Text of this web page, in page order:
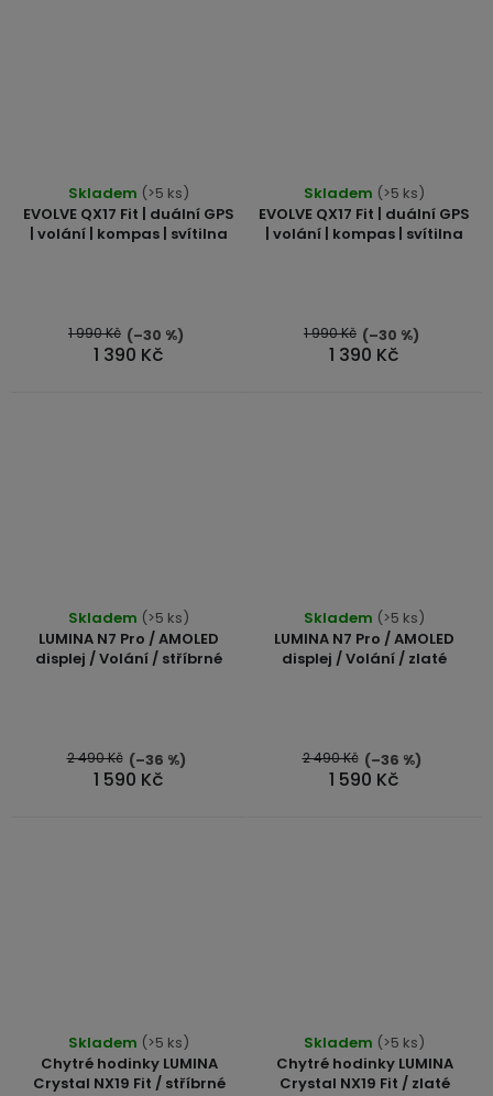
EVOLVE QX17 Fit | duální GPS
| volání | kompas | svítilna
Skladem (>5 ks)
1 390 Kč
1 990 Kč (–30 %)
EVOLVE QX17 Fit | duální GPS
| volání | kompas | svítilna
Skladem (>5 ks)
1 390 Kč
1 990 Kč (–30 %)
LUMINA N7 Pro / AMOLED
displej / Volání / stříbrné
Skladem (>5 ks)
1 590 Kč
2 490 Kč (–36 %)
LUMINA N7 Pro / AMOLED
displej / Volání / zlaté
hodnocení
produktu
5
hvězdiček.
Skladem (>5 ks)
1 590 Kč
2 490 Kč (–36 %)
Chytré hodinky LUMINA
Crystal NX19 Fit / stříbrné
hodnocení
produktu
Skladem (>5 ks)
Chytré hodinky LUMINA
Crystal NX19 Fit / zlaté
hodnocení
produktu
Skladem (>5 ks)